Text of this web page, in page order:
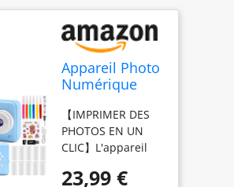
Appareil Photo
Numérique
avec Papier
d'impression &
Carte TF 32G,
avec Stylos
【IMPRIMER DES
PHOTOS EN UN
CLIC】L'appareil
enfants à
23,99 €